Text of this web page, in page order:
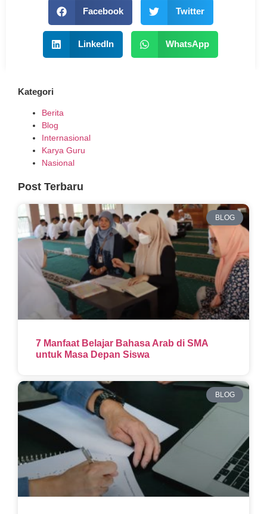
Facebook Twitter
LinkedIn WhatsApp
Kategori
Berita
Blog
Internasional
Karya Guru
Nasional
Post Terbaru
BLOG
7 Manfaat Belajar Bahasa Arab di SMA
untuk Masa Depan Siswa
BLOG